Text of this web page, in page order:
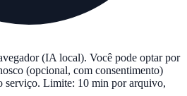
(IA local). Você pode optar por
(opcional, com consentimento)
serviço. Limite: 10 min por arquivo,